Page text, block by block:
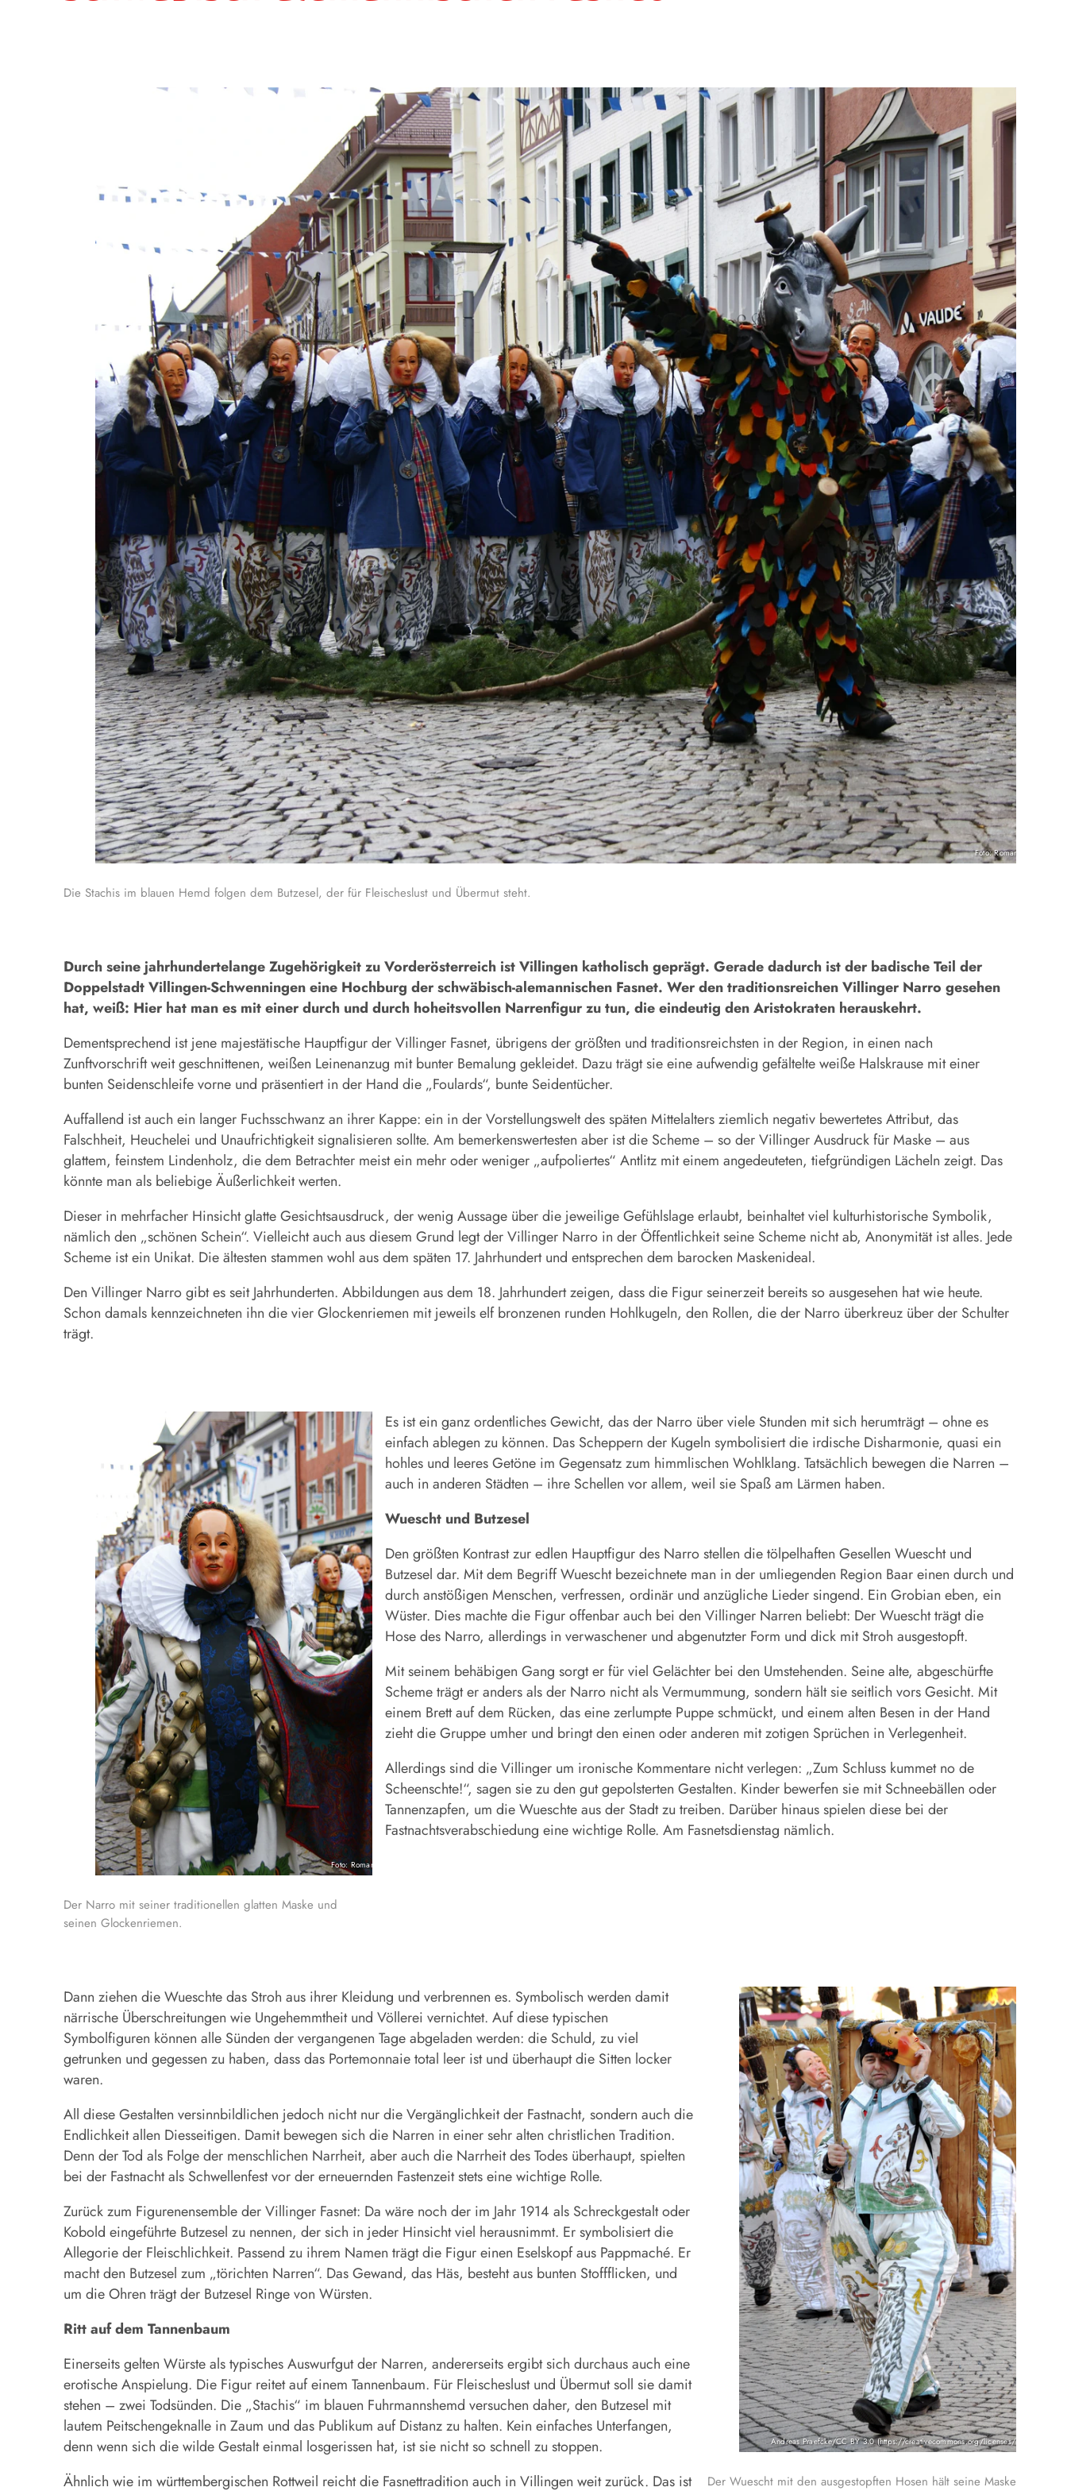
Foto: Roman Krauß
Die Stachis im blauen Hemd folgen dem Butzesel, der für Fleischeslust und Übermut steht.
Durch seine jahrhundertelange Zugehörigkeit zu Vorderösterreich ist Villingen katholisch geprägt. Gerade dadurch ist der badische Teil der
Doppelstadt Villingen-Schwenningen eine Hochburg der schwäbisch-alemannischen Fasnet. Wer den traditionsreichen Villinger Narro gesehen
hat, weiß: Hier hat man es mit einer durch und durch hoheitsvollen Narrenfigur zu tun, die eindeutig den Aristokraten herauskehrt.
Dementsprechend ist jene majestätische Hauptfigur der Villinger Fasnet, übrigens der größten und traditionsreichsten in der Region, in einen nach
Zunftvorschrift weit geschnittenen, weißen Leinenanzug mit bunter Bemalung gekleidet. Dazu trägt sie eine aufwendig gefältelte weiße Halskrause mit einer
bunten Seidenschleife vorne und präsentiert in der Hand die „Foulards“, bunte Seidentücher.
Auffallend ist auch ein langer Fuchsschwanz an ihrer Kappe: ein in der Vorstellungswelt des späten Mittelalters ziemlich negativ bewertetes Attribut, das
Falschheit, Heuchelei und Unaufrichtigkeit signalisieren sollte. Am bemerkenswertesten aber ist die Scheme – so der Villinger Ausdruck für Maske – aus
glattem, feinstem Lindenholz, die dem Betrachter meist ein mehr oder weniger „aufpoliertes“ Antlitz mit einem angedeuteten, tiefgründigen Lächeln zeigt. Das
könnte man als beliebige Äußerlichkeit werten.
Dieser in mehrfacher Hinsicht glatte Gesichtsausdruck, der wenig Aussage über die jeweilige Gefühlslage erlaubt, beinhaltet viel kulturhistorische Symbolik,
nämlich den „schönen Schein“. Vielleicht auch aus diesem Grund legt der Villinger Narro in der Öffentlichkeit seine Scheme nicht ab, Anonymität ist alles. Jede
Scheme ist ein Unikat. Die ältesten stammen wohl aus dem späten 17. Jahrhundert und entsprechen dem barocken Maskenideal.
Den Villinger Narro gibt es seit Jahrhunderten. Abbildungen aus dem 18. Jahrhundert zeigen, dass die Figur seinerzeit bereits so ausgesehen hat wie heute.
Schon damals kennzeichneten ihn die vier Glockenriemen mit jeweils elf bronzenen runden Hohlkugeln, den Rollen, die der Narro überkreuz über der Schulter
trägt.
Foto: Roman Krauß
Der Narro mit seiner traditionellen glatten Maske und
seinen Glockenriemen.
Es ist ein ganz ordentliches Gewicht, das der Narro über viele Stunden mit sich herumträgt – ohne es
einfach ablegen zu können. Das Scheppern der Kugeln symbolisiert die irdische Disharmonie, quasi ein
hohles und leeres Getöne im Gegensatz zum himmlischen Wohlklang. Tatsächlich bewegen die Narren –
auch in anderen Städten – ihre Schellen vor allem, weil sie Spaß am Lärmen haben.
Wuescht und Butzesel
Den größten Kontrast zur edlen Hauptfigur des Narro stellen die tölpelhaften Gesellen ­Wuescht und
Butzesel dar. Mit dem Begriff ­Wuescht bezeichnete man in der umliegenden Region Baar einen durch und
durch anstößigen Menschen, verfressen, ordinär und anzügliche Lieder singend. Ein Grobian eben, ein
Wüster. Dies machte die Figur offenbar auch bei den Villinger Narren beliebt: Der Wuescht trägt die
Hose des Narro, allerdings in verwaschener und abgenutzter Form und dick mit Stroh ausgestopft.
Mit seinem behäbigen Gang sorgt er für viel Gelächter bei den Umstehenden. Seine alte, abgeschürfte
Scheme trägt er anders als der Narro nicht als Vermummung, sondern hält sie seitlich vors Gesicht. Mit
einem Brett auf dem Rücken, das eine zerlumpte Puppe schmückt, und einem alten Besen in der Hand
zieht die Gruppe umher und bringt den einen oder anderen mit zotigen Sprüchen in Verlegenheit.
Allerdings sind die Villinger um ironische Kommentare nicht verlegen: „Zum Schluss kummet no de
Scheenschte!“, sagen sie zu den gut gepolsterten Gestalten. Kinder bewerfen sie mit Schneebällen oder
Tannenzapfen, um die Wueschte aus der Stadt zu treiben. Darüber hinaus spielen diese bei der
Fastnachtsverabschiedung eine wichtige Rolle. Am Fasnetsdienstag nämlich.
Dann ziehen die Wueschte das Stroh aus ihrer Kleidung und verbrennen es. Symbolisch werden damit
närrische Überschreitungen wie Ungehemmtheit und Völlerei vernichtet. Auf diese typischen
Symbolfiguren können alle Sünden der vergangenen Tage abgeladen werden: die Schuld, zu viel
getrunken und gegessen zu haben, dass das Portemonnaie total leer ist und überhaupt die Sitten locker
waren.
All diese Gestalten versinnbildlichen jedoch nicht nur die Vergänglichkeit der Fastnacht, sondern auch die
Endlichkeit allen Diesseitigen. Damit bewegen sich die Narren in einer sehr alten christlichen Tradition.
Denn der Tod als Folge der menschlichen Narrheit, aber auch die Narrheit des Todes überhaupt, spielten
bei der Fastnacht als Schwellenfest vor der erneuernden Fastenzeit stets eine wichtige Rolle.
Zurück zum Figurenensemble der Villinger Fasnet: Da wäre noch der im Jahr 1914 als Schreckgestalt oder
Kobold eingeführte Butzesel zu nennen, der sich in jeder Hinsicht viel herausnimmt. Er symbolisiert die
Allegorie der Fleischlichkeit. Passend zu ihrem Namen trägt die Figur einen Eselskopf aus Pappmaché. Er
macht den Butzesel zum „törichten Narren“. Das Gewand, das Häs, besteht aus bunten Stoff­flicken, und
um die Ohren trägt der Butzesel Ringe von Würsten.
Ritt auf dem Tannenbaum
Einerseits gelten Würste als typisches Auswurfgut der Narren, andererseits ergibt sich durchaus auch eine
erotische Anspielung. Die Figur reitet auf einem Tannenbaum. Für Fleischeslust und Übermut soll sie damit
stehen – zwei Todsünden. Die „Stachis“ im blauen Fuhrmannshemd versuchen daher, den Butz­esel mit
lautem Peitschengeknalle in Zaum und das Publikum auf Dis­tanz zu halten. Kein einfaches Unterfangen,
denn wenn sich die wilde Gestalt einmal losgerissen hat, ist sie nicht so schnell zu stoppen.
Ähnlich wie im württembergischen Rottweil reicht die Fasnet­tradition auch in Villingen weit zurück. Das ist
Andreas Praefcke/CC BY 3.0 (https://creativecommons.org/licenses/by/3.0)
Der Wuescht mit den ausgestopften Hosen hält seine Maske